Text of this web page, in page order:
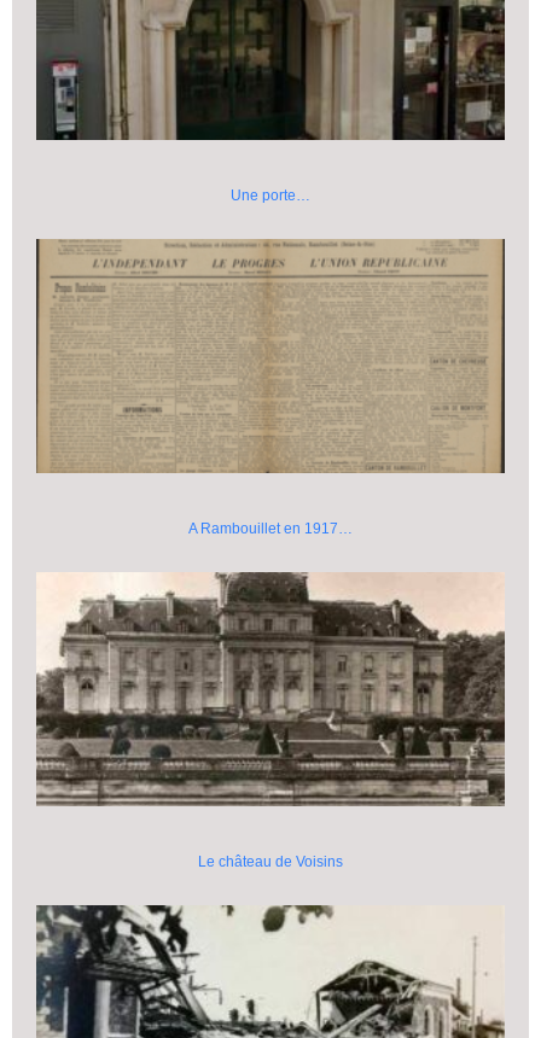
Une porte…
A Rambouillet en 1917…
Le château de Voisins